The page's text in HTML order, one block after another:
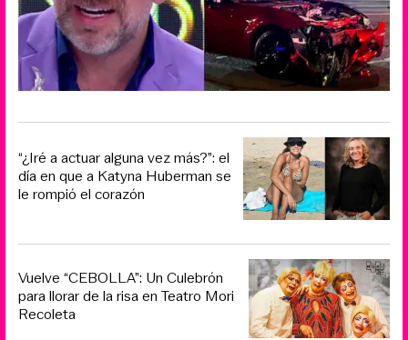
“¿Iré a actuar alguna vez más?”: el
día en que a Katyna Huberman se
le rompió el corazón
Vuelve “CEBOLLA”: Un Culebrón
para llorar de la risa en Teatro Mori
Recoleta